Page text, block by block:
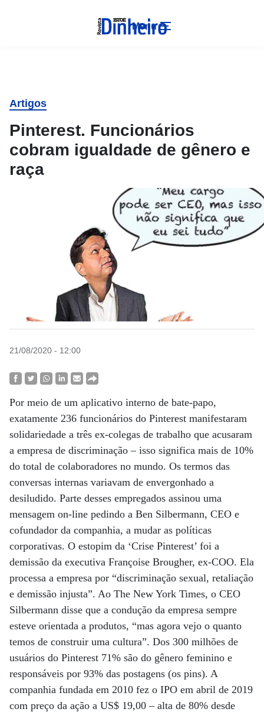
Menu
Artigos
Pinterest. Funcionários
cobram igualdade de gênero e
raça
21/08/2020 - 12:00
Por meio de um aplicativo interno de bate-papo,
exatamente 236 funcionários do Pinterest manifestaram
solidariedade a três ex-colegas de trabalho que acusaram
a empresa de discriminação – isso significa mais de 10%
do total de colaboradores no mundo. Os termos das
conversas internas variavam de envergonhado a
desiludido. Parte desses empregados assinou uma
mensagem on-line pedindo a Ben Silbermann, CEO e
cofundador da companhia, a mudar as políticas
corporativas. O estopim da ‘Crise Pinterest’ foi a
demissão da executiva Françoise Brougher, ex-COO. Ela
processa a empresa por “discriminação sexual, retaliação
e demissão injusta”. Ao The New York Times, o CEO
Silbermann disse que a condução da empresa sempre
esteve orientada a produtos, “mas agora vejo o quanto
temos de construir uma cultura”. Dos 300 milhões de
usuários do Pinterest 71% são do gênero feminino e
responsáveis por 93% das postagens (os pins). A
companhia fundada em 2010 fez o IPO em abril de 2019
com preço da ação a US$ 19,00 – alta de 80% desde